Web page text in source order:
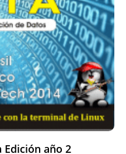
Edición año 2